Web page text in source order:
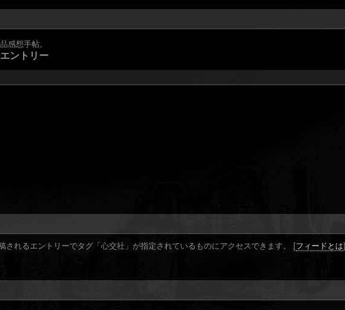
感想手帖。
ントリー
されるエントリーでタグ「心交社」が指定されているものにアクセスできます。 [フィードとは]